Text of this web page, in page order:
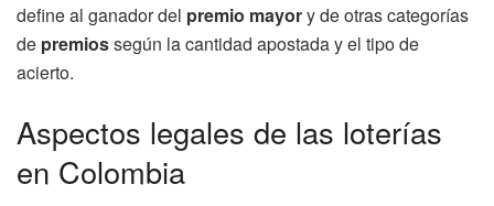
define al ganador del premio mayory de otras categorías
de premiossegún la cantidad apostada y el tipo de
acierto.
Aspectos legales de las loterías
en Colombia